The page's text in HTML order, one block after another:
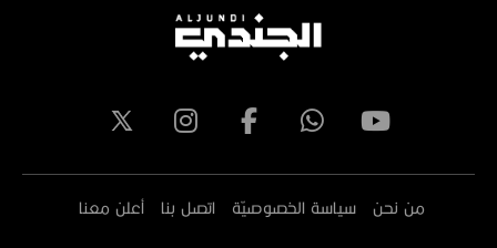
من نحن سياسة الخصوصيّة اتصل بنا أعلن معنا